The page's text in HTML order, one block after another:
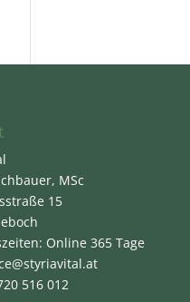
MSc
15
Online 365 Tage
516 012